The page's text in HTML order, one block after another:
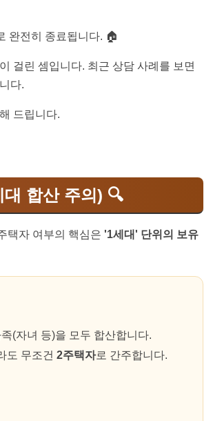
완전히 종료됩니다. 🏠
걸린 셈입니다. 최근 상담 사례를 보면
다.
드립니다.
합산 주의) 🔍
택자 여부의 핵심은 '1세대' 단위의 보유
(자녀 등)을 모두 합산합니다.
도 무조건 2주택자로 간주합니다.